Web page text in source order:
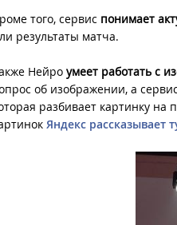
того, сервис понимает
результаты матча.
Нейро умеет работать с
об изображении, а
разбивает картинку
Яндекс рассказывает